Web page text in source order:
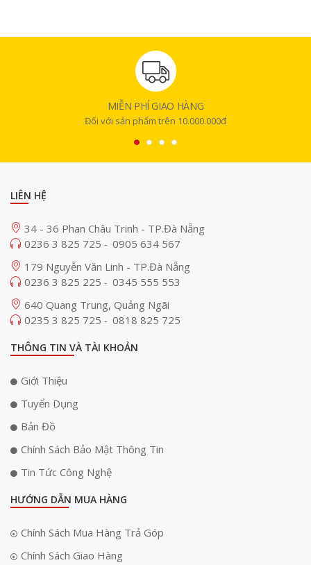
MIỄN PHÍ GIAO HÀNG
Đối với sản phẩm trên 10.000.000đ
LIÊN HỆ
34 - 36 Phan Châu Trinh - TP.Đà Nẵng
0236 3 825 725 - 0905 634 567
179 Nguyễn Văn Linh - TP.Đà Nẵng
0236 3 825 225 - 0345 555 553
640 Quang Trung, Quảng Ngãi
0235 3 825 725 - 0818 825 725
THÔNG TIN VÀ TÀI KHOẢN
Giới Thiệu
Tuyển Dụng
Bản Đồ
Chính Sách Bảo Mật Thông Tin
Tin Tức Công Nghệ
HƯỚNG DẪN MUA HÀNG
Chính Sách Mua Hàng Trả Góp
Chính Sách Giao Hàng